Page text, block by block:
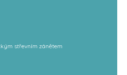
střevním zánětem